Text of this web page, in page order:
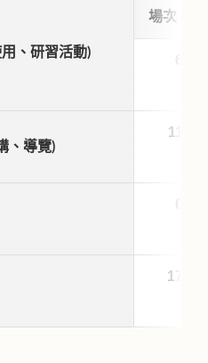
、研習活動)
場次
、導覽)
11
17